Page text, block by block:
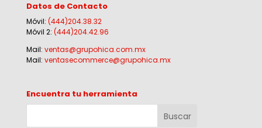
Datos de Contacto
Móvil: (444)204.38.32
Móvil 2: (444)204.42.96
Mail: ventas@grupohica.com.mx
Mail: ventasecommerce@grupohica.mx
Encuentra tu herramienta